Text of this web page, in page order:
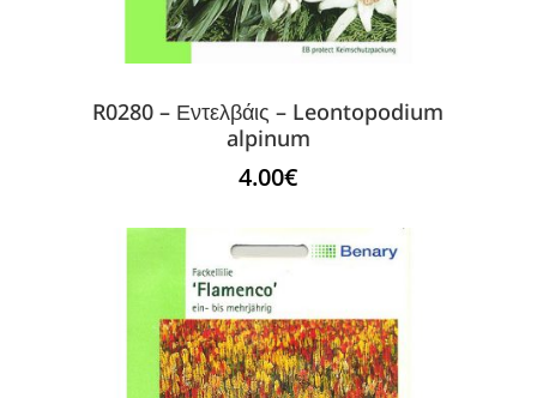
R0280 – Εντελβάις – Leontopodium
alpinum
4.00€